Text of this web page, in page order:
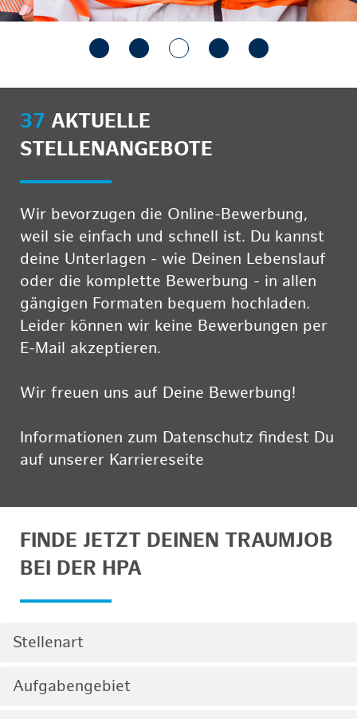
37 AKTUELLE
STELLENANGEBOTE
Wir bevorzugen die Online-Bewerbung,
weil sie einfach und schnell ist. Du kannst
deine Unterlagen - wie Deinen Lebenslauf
oder die komplette Bewerbung - in allen
gängigen Formaten bequem hochladen.
Leider können wir keine Bewerbungen per
E-Mail akzeptieren.
Wir freuen uns auf Deine Bewerbung!
Informationen zum Datenschutz findest Du
auf unserer Karriereseite
FINDE JETZT DEINEN TRAUMJOB
BEI DER HPA
Stellenart
Aufgabengebiet